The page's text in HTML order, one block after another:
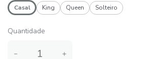
Casal King Queen Solteiro
Quantidade
＋
－